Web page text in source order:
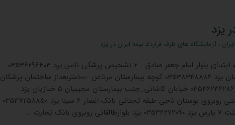
یزد
، آزمایشگاه های طرف قرارداد بیمه ایران در یزد
نوبل آزمايشگاه 03536298100 ابتدای بلوار امام جعفر صادق 2 تشخیص پزشکی ثامن یزد 03536296403
بلوار مدرس-میدان نماز 3 لقمان یزد 03538348884 کوچه بیمارستان مرتاض -100متربعداز ساختمان پزشکان
آبادیس 4 دکتر مجیبیان یزد 03536236286 خیابان کاشانی_جنب بیمارستان مجیبیان 5 خبازیان یزد
03538380990 بلوار شهید دشتی روبروی بوستان ناجی طبقه تحتانی بانک انصار 6 سینا یزد 03537258850
تجارت …